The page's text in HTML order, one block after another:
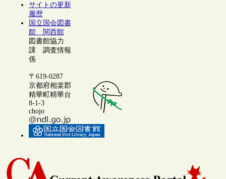
サイトの更新
履歴
国立国会図書
館 関西館
図書館協力
課 調査情報
係
〒619-0287
京都府相楽郡
精華町精華台
8-1-3
chojo